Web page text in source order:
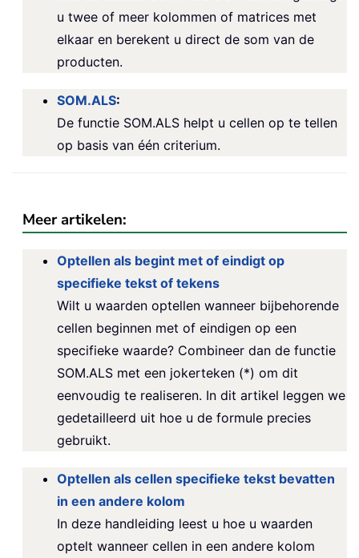
u twee of meer kolommen of matrices met
elkaar en berekent u direct de som van de
producten.
SOM.ALS:
De functie SOM.ALS helpt u cellen op te tellen
op basis van één criterium.
Meer artikelen:
Optellen als begint met of eindigt op
specifieke tekst of tekens
Wilt u waarden optellen wanneer bijbehorende
cellen beginnen met of eindigen op een
specifieke waarde? Combineer dan de functie
SOM.ALS met een jokerteken (*) om dit
eenvoudig te realiseren. In dit artikel leggen we
gedetailleerd uit hoe u de formule precies
gebruikt.
Optellen als cellen specifieke tekst bevatten
in een andere kolom
In deze handleiding leest u hoe u waarden
optelt wanneer cellen in een andere kolom